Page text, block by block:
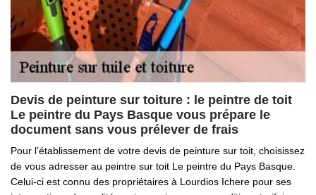
Devis de peinture sur toiture : le peintre de toit
Le peintre du Pays Basque vous prépare le
document sans vous prélever de frais
Pour l’établissement de votre devis de peinture sur toit, choisissez
de vous adresser au peintre sur toit Le peintre du Pays Basque.
Celui-ci est connu des propriétaires à Lourdios Ichere pour ses